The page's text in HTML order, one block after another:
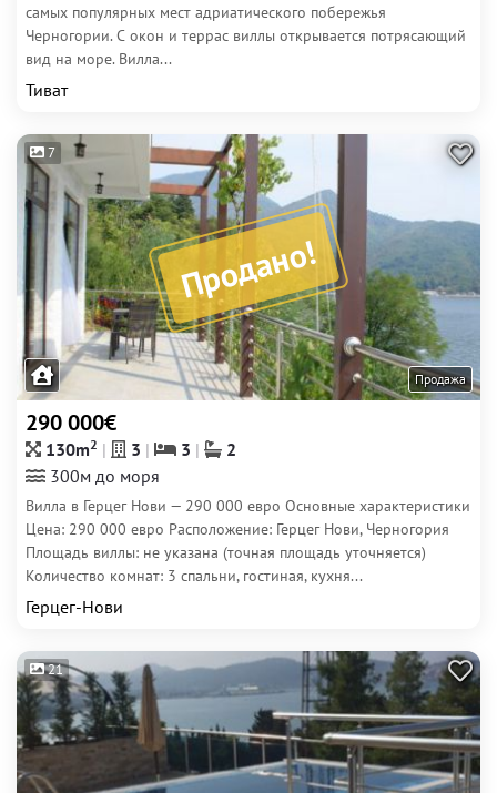
самых популярных мест адриатического побережья
Черногории. С окон и террас виллы открывается потрясающий
вид на море. Вилла...
Тиват
Продано!
7
Продажа
290 000€
130m2 3 3
2
300м до моря
Вилла в Герцег Нови — 290 000 евро Основные характеристики
Цена: 290 000 евро Расположение: Герцег Нови, Черногория
Площадь виллы: не указана (точная площадь уточняется)
Количество комнат: 3 спальни, гостиная, кухня...
Герцег-Нови
21